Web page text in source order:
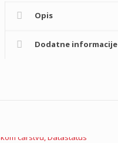
Opis
Dodatne informacije